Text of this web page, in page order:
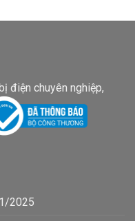
điện chuyên nghiệp,
2025